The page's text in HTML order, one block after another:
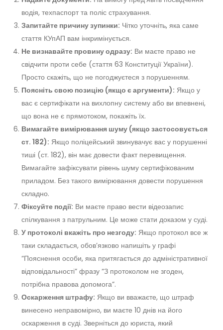
водія, техпаспорт та поліс страхування.
Запитайте причину зупинки: Чітко уточніть, яка саме
стаття КУпАП вам інкримінується.
Не визнавайте провину одразу: Ви маєте право не
свідчити проти себе (стаття 63 Конституції України).
Просто скажіть, що не погоджуєтеся з порушенням.
Поясніть свою позицію (якщо є аргументи): Якщо у
вас є сертифікати на вихлопну систему або ви впевнені,
що вона не є прямотоком, покажіть їх.
Вимагайте вимірювання шуму (якщо застосовується
ст. 182): Якщо поліцейський звинувачує вас у порушенні
тиші (ст. 182), він має довести факт перевищення.
Вимагайте зафіксувати рівень шуму сертифікованим
приладом. Без такого вимірювання довести порушення
складно.
Фіксуйте події: Ви маєте право вести відеозапис
спілкування з патрульним. Це може стати доказом у суді.
У протоколі вкажіть про незгоду: Якщо протокол все ж
таки складається, обов’язково напишіть у графі
“Пояснення особи, яка притягається до адміністративної
відповідальності” фразу “З протоколом не згоден,
потрібна правова допомога”.
Оскарження штрафу: Якщо ви вважаєте, що штраф
винесено неправомірно, ви маєте 10 днів на його
оскарження в суді. Зверніться до юриста, який